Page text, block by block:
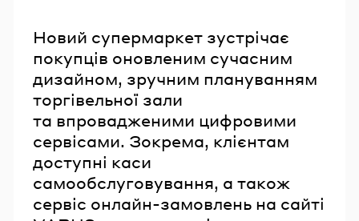
Новий супермаркет зустрічає
покупців оновленим сучасним
дизайном, зручним плануванням
торгівельної зали
та впровадженими цифровими
сервісами. Зокрема, клієнтам
доступні каси
самообслуговування, а також
сервіс онлайн-замовлень на сайті